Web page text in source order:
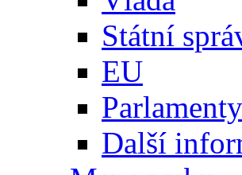
Státní
EU
Další